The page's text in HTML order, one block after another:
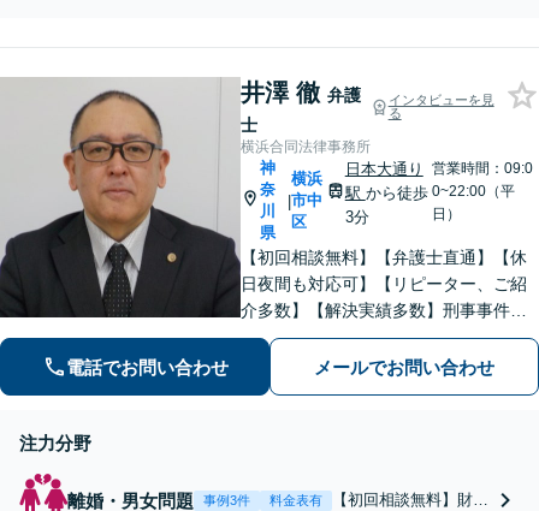
を知られたくない」「マイホー
相談ください。【完全個室】
【日本大通り駅3分】
井澤 徹 弁護
士
インタビューを見
る
横浜合同法律事務所
神
奈
川
県
|
横浜
市中
区
日本大通り
駅 から徒歩
3分
営業時間：09:0
0~22:00（平
日）
【初回相談無料】【弁護士直通】【休
日夜間も対応可】【リピーター、ご紹
介多数】【解決実績多数】刑事事件、
債務整理、離婚、相続など幅広く対
応。迅速な対応と丁寧なサポートに努
めます。
電話でお問い合わせ メールでお問い合わせ
注力分野
離婚・男女問題 事例3件 料金表有 【初回相談無料】財産